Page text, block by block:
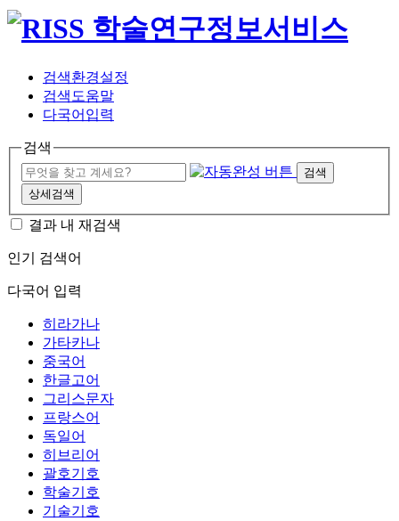
검색환경설정
검색도움말
다국어입력
검색
검색
상세검색
결과 내 재검색
인기 검색어
다국어 입력
히라가나
가타카나
중국어
한글고어
그리스문자
프랑스어
독일어
히브리어
괄호기호
학술기호
기술기호